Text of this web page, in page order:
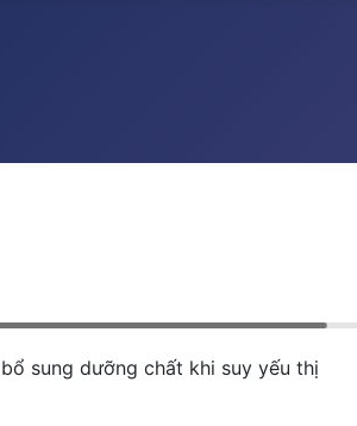
sung dưỡng chất khi suy yếu thị